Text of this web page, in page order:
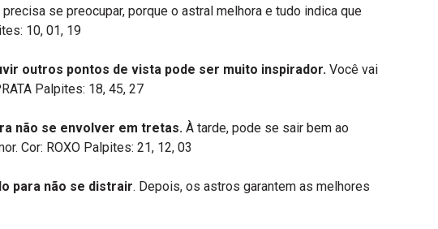
precisa se preocupar, porque o astral melhora e tudo indica que
10, 01, 19
outros pontos de vista pode ser muito inspirador. Você vai
Palpites: 18, 45, 27
não se envolver em tretas. À tarde, pode se sair bem ao
Cor: ROXO Palpites: 21, 12, 03
para não se distrair. Depois, os astros garantem as melhores